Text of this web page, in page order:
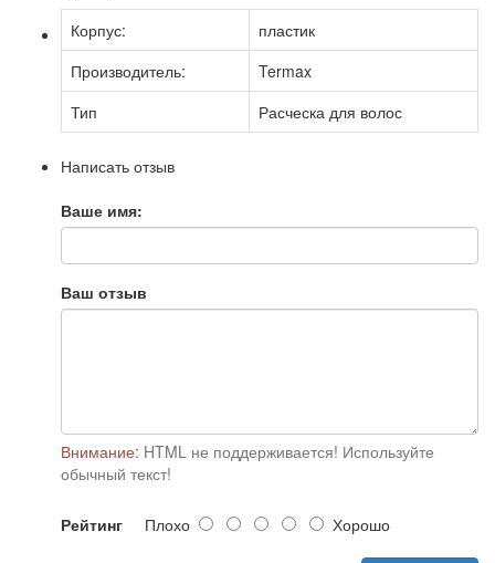
Корпус:
пластик
Производитель:
Termax
Тип
Расческа для волос
Написать отзыв
Ваше имя:
Ваш отзыв
Внимание: HTML не поддерживается! Используйте
обычный текст!
Рейтинг Плохо Хорошо